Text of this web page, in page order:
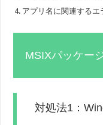
アプリ名に関連する
MSIXパッケー
対処法1：